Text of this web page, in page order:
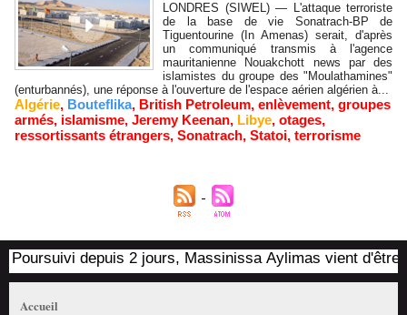
LONDRES (SIWEL) — L'attaque terroriste
de la base de vie Sonatrach-BP de
Tiguentourine (In Amenas) serait, d'après
un communiqué transmis à l'agence
mauritanienne Nouakchott news par des
islamistes du groupe des "Moulathamines"
(enturbannés), une réponse à l'ouverture de l'espace aérien algérien à...
Algérie, Bouteflika, British Petroleum, enlèvement, groupes
armés, islamisme, Jeremy Keenan, Libye, otages,
ressortissants étrangers, Sonatrach, Statoi, terrorisme
Poursuivi depuis 2 jours, Massinissa Aylimas vient d'être
Accueil